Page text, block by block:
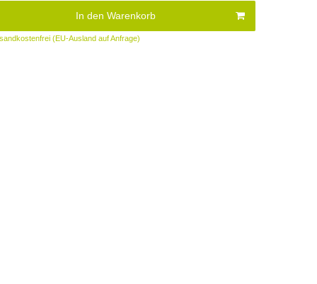
In den Warenkorb
(EU-Ausland auf Anfrage)